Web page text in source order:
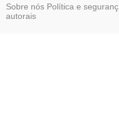
Sobre nós Política e
autorais